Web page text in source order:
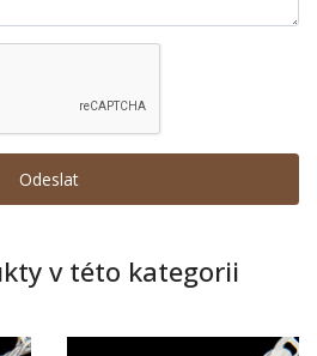
v této kategorii